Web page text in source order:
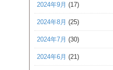
2024年9月 (17)
2024年8月 (25)
2024年7月 (30)
2024年6月 (21)